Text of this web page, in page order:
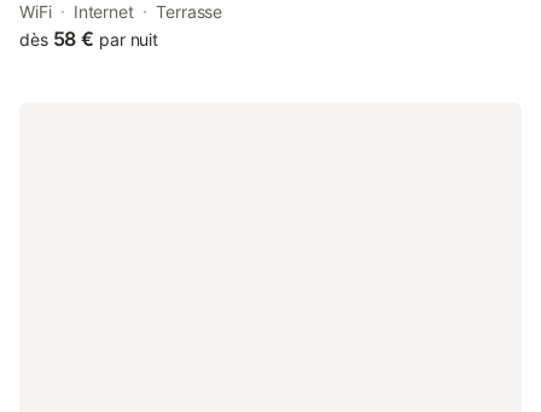
and 42 km from Vosges Square. Both free WiFi and parking on-
site are available at the apartment free of charge.
WiFi Internet
Terrasse
dès 58 € par nuit